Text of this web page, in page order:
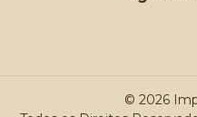
© 2026